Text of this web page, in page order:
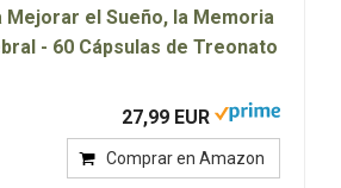
Mejorar el Sueño, la Memoria
- 60 Cápsulas de Treonato
27,99 EUR
Comprar en Amazon